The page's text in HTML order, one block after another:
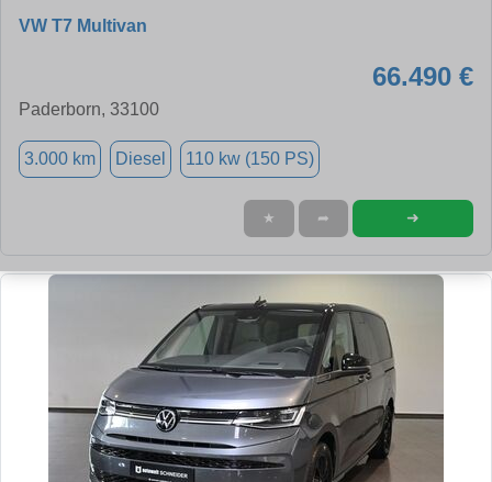
VW T7 Multivan
66.490 €
Paderborn, 33100
3.000 km Diesel 110 kw (150 PS)
★ ➦ ➜